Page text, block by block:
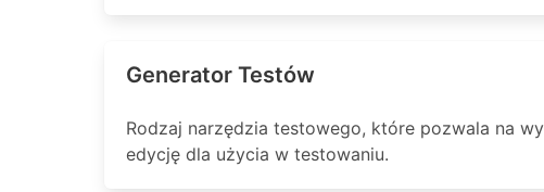
Generator Testów
Rodzaj narzędzia testowego, które pozwala na
edycję dla użycia w testowaniu.